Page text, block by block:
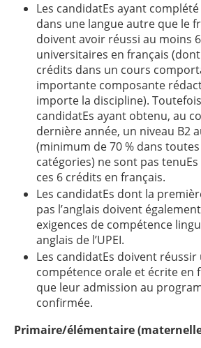
Les candidatEs ayant
dans une langue autre que le
doivent avoir réussi au moins
universitaires en français
crédits dans un cours
importante composante
importe la discipline).
candidatEs ayant obtenu, au
dernière année, un niveau B2
(minimum de 70 % dans toutes
catégories) ne sont pas
ces 6 crédits en français.
Les candidatEs dont la
pas l’anglais doivent
exigences de compétence
anglais de l’UPEI.
Les candidatEs doivent
compétence orale et écrite en
que leur admission au
confirmée.
Primaire/élémentaire